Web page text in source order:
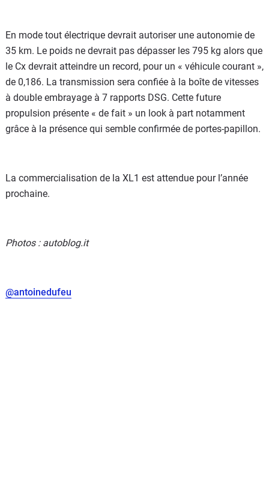
En mode tout électrique devrait autoriser une autonomie de
35 km. Le poids ne devrait pas dépasser les 795 kg alors que
le Cx devrait atteindre un record, pour un « véhicule courant »,
de 0,186. La transmission sera confiée à la boîte de vitesses
à double embrayage à 7 rapports DSG. Cette future
propulsion présente « de fait » un look à part notamment
grâce à la présence qui semble confirmée de portes-papillon.
La commercialisation de la XL1 est attendue pour l’année
prochaine.
Photos : autoblog.it
@antoinedufeu